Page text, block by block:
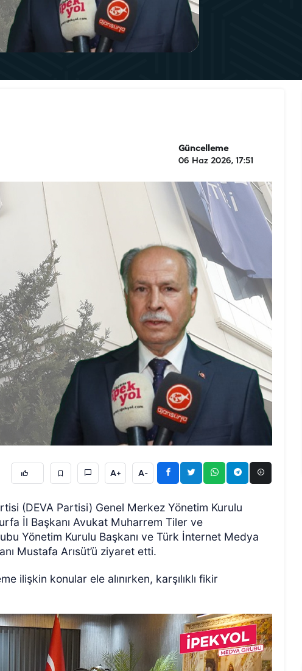
Güncelleme
06 Haz 2026, 17:51
A+ A-
(DEVA Partisi) Genel Merkez Yönetim Kurulu
İl Başkanı Avukat Muharrem Tiler ve
Yönetim Kurulu Başkanı ve Türk İnternet Medya
Mustafa Arısüt’ü ziyaret etti.
ilişkin konular ele alınırken, karşılıklı fikir
ÖZEL HABER